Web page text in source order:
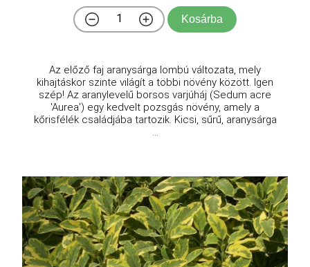
Kosárba
Az előző faj aranysárga lombú változata, mely
kihajtáskor szinte világít a többi növény között. Igen
szép! Az aranylevelű borsos varjúháj (Sedum acre
'Aurea') egy kedvelt pozsgás növény, amely a
kőrisfélék családjába tartozik. Kicsi, sűrű, aranysárga
...